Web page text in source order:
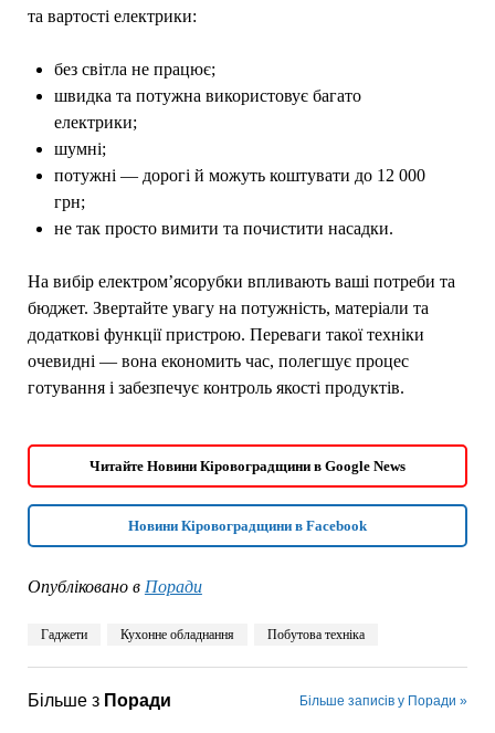
та вартості електрики:
без світла не працює;
швидка та потужна використовує багато
електрики;
шумні;
потужні — дорогі й можуть коштувати до 12 000
грн;
не так просто вимити та почистити насадки.
На вибір електром’ясорубки впливають ваші потреби та
бюджет. Звертайте увагу на потужність, матеріали та
додаткові функції пристрою. Переваги такої техніки
очевидні — вона економить час, полегшує процес
готування і забезпечує контроль якості продуктів.
Читайте Новини Кіровоградщини в Google News
Новини Кіровоградщини в Facebook
Опубліковано в Поради
Гаджети Кухонне обладнання Побутова техніка
Більше з Поради Більше записів у Поради »